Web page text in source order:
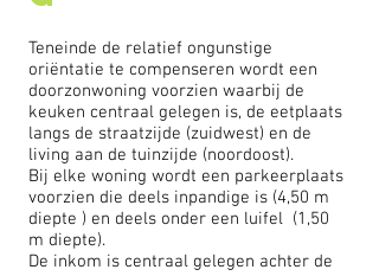
Teneinde de relatief ongunstige
oriëntatie te compenseren wordt een
doorzonwoning voorzien waarbij de
keuken centraal gelegen is, de eetplaats
langs de straatzijde (zuidwest) en de
living aan de tuinzijde (noordoost).
Bij elke woning wordt een parkeerplaats
voorzien die deels inpandige is (4,50 m
diepte ) en deels onder een luifel (1,50
m diepte).
De inkom is centraal gelegen achter de